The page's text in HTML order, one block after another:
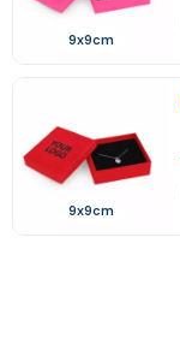
9x9cm
9x9cm